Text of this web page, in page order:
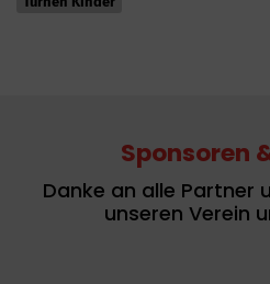
Sponsoren
Danke an alle Partner
unseren Verein